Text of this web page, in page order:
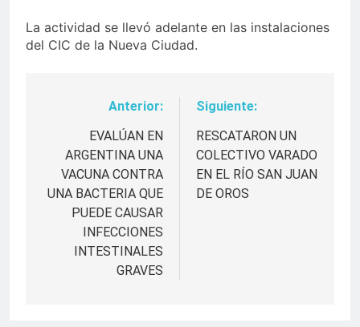
La actividad se llevó adelante en las instalaciones
del CIC de la Nueva Ciudad.
Navegación
entradas
Anterior:
EVALÚAN EN
ARGENTINA UNA
VACUNA CONTRA
UNA BACTERIA QUE
PUEDE CAUSAR
INFECCIONES
INTESTINALES
GRAVES
Siguiente:
RESCATARON UN
COLECTIVO VARADO
EN EL RÍO SAN JUAN
DE OROS